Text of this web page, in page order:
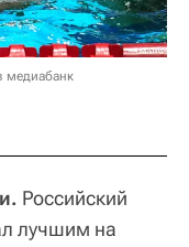
медиабанк
Российский
лучшим на